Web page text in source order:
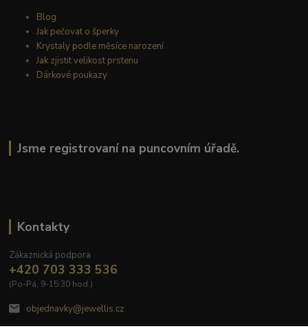
Blog
Jak pečovat o šperky
Krystaly podle měsíce narození
Jak zjistit velikost prstenu
Dárkové poukazy
Jsme registrovaní na puncovním úřadě.
Kontakty
Zákaznická podpora
+420 703 333 536
(Po-Pá, 9-15:30 hod.)
objednavky@jewellis.cz